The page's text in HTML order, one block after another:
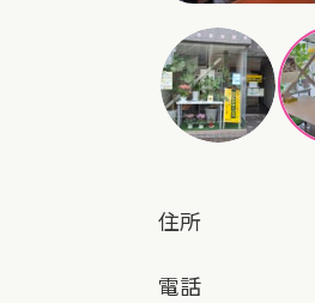
住所
電話